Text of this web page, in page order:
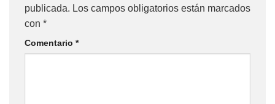
publicada. Los campos obligatorios están marcados
con *
Comentario *